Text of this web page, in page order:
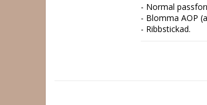
- Normal
- Blomma AOP
- Ribbstickad.